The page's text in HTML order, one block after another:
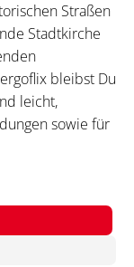
Straßen
Stadtkirche
bleibst Du
leicht,
sowie für